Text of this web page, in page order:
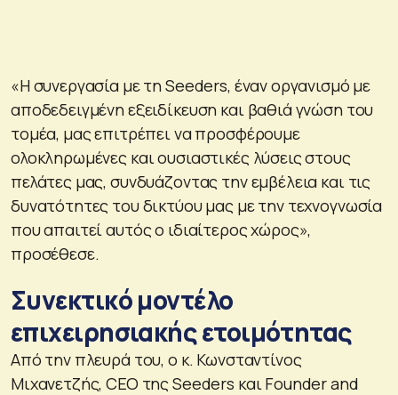
«Η συνεργασία με τη Seeders, έναν οργανισμό με
αποδεδειγμένη εξειδίκευση και βαθιά γνώση του
τομέα, μας επιτρέπει να προσφέρουμε
ολοκληρωμένες και ουσιαστικές λύσεις στους
πελάτες μας, συνδυάζοντας την εμβέλεια και τις
δυνατότητες του δικτύου μας με την τεχνογνωσία
που απαιτεί αυτός ο ιδιαίτερος χώρος»,
προσέθεσε.
Συνεκτικό μοντέλο
επιχειρησιακής ετοιμότητας
Από την πλευρά του, ο κ. Κωνσταντίνος
Μιχανετζής, CEO της Seeders και Founder and